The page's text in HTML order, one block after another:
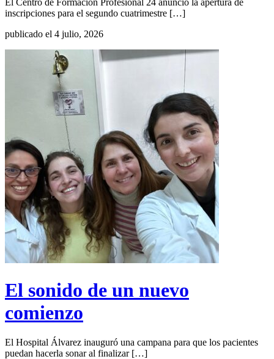
El Centro de Formación Profesional 24 anunció la apertura de
inscripciones para el segundo cuatrimestre […]
publicado el 4 julio, 2026
El sonido de un nuevo
comienzo
El Hospital Álvarez inauguró una campana para que los pacientes
puedan hacerla sonar al finalizar […]